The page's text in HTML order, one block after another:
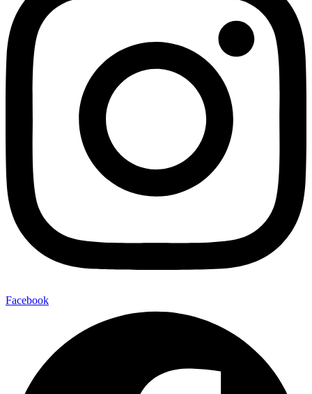
Facebook